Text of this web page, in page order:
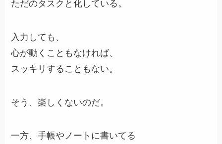
ただのタスクと化している。
入力しても、
心が動くこともなければ、
スッキリすることもない。
そう、楽しくないのだ。
一方、手帳やノートに書いてる